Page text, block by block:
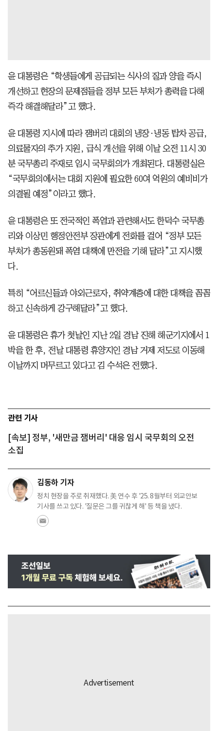
윤 대통령은 “학생들에게 공급되는 식사의 질과 양을 즉시
개선하고 현장의 문제점들을 정부 모든 부처가 총력을 다해
즉각 해결해달라”고 했다.
윤 대통령 지시에 따라 잼버리 대회의 냉장·냉동 탑차 공급,
의료물자의 추가 지원, 급식 개선을 위해 이날 오전 11시 30
분 국무총리 주재로 임시 국무회의가 개최된다. 대통령실은
“국무회의에서는 대회 지원에 필요한 60여 억원의 예비비가
의결될 예정”이라고 했다.
윤 대통령은 또 전국적인 폭염과 관련해서도 한덕수 국무총
리와 이상민 행정안전부 장관에게 전화를 걸어 “정부 모든
부처가 총동원돼 폭염 대책에 만전을 기해 달라”고 지시했
다.
특히 “어르신들과 야외근로자, 취약계층에 대한 대책을 꼼꼼
하고 신속하게 강구해달라”고 했다.
윤 대통령은 휴가 첫날인 지난 2일 경남 진해 해군기지에서 1
박을 한 후, 전날 대통령 휴양지인 경남 거제 저도로 이동해
이날까지 머무르고 있다고 김 수석은 전했다.
관련 기사
[속보] 정부, '새만금 잼버리' 대응 임시 국무회의 오전
소집
김동하 기자
정치 현장을 주로 취재했다. 美 연수 후 '25. 8월부터 외교안보
기사를 쓰고 있다. '질문은 그를 귀찮게 해' 등 책을 냈다.